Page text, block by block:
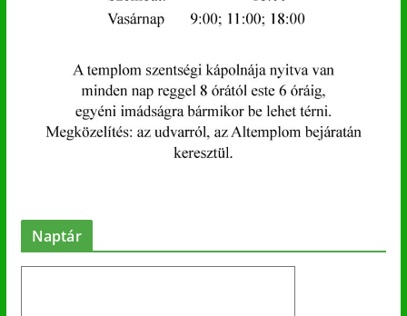
Naptár